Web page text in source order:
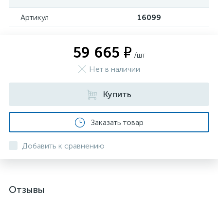
Артикул 16099
59 665 ₽ /шт
Нет в наличии
Купить
Заказать товар
Добавить к сравнению
Отзывы